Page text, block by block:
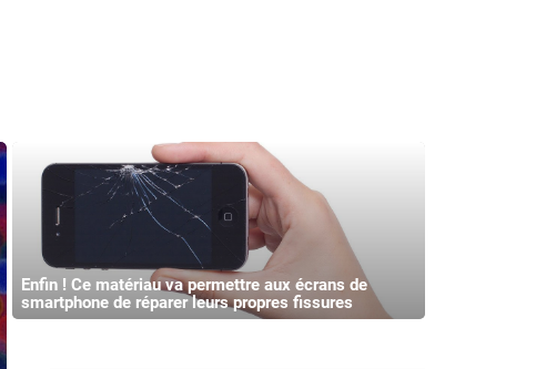
Enfin ! Ce matériau va permettre aux écrans de
smartphone de réparer leurs propres fissures